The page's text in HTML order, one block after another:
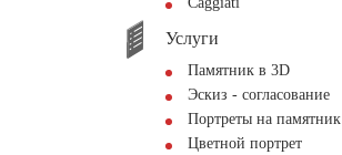
Услуги
Памятник в 3D
Эскиз - согласование
Портреты на памятник
Цветной портрет